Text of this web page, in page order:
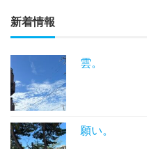
新着情報
雲。
願い。